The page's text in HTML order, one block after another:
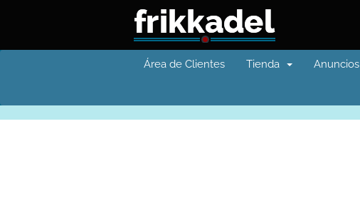
Área de Clientes Tienda Anuncios